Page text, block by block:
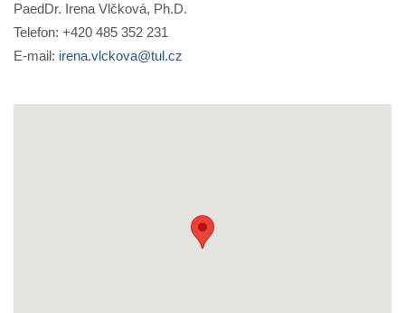
PaedDr. Irena Vlčková, Ph.D.
Telefon: +420 485 352 231
E-mail: irena.vlckova@tul.cz